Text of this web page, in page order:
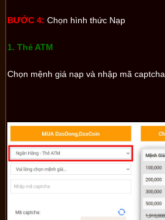
BƯỚC 4:Chọn hình thức Nạp
1. Thẻ ATM
Chọn mệnh giá nạp và nhập mã captcha.